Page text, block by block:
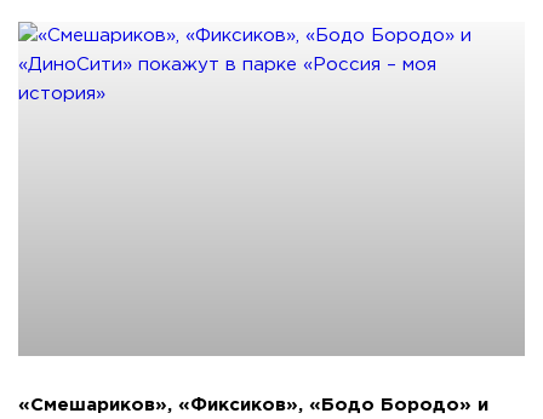
«Смешариков», «Фиксиков», «Бодо Бородо» и